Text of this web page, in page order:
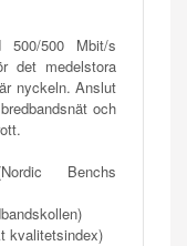
500/500 Mbit/s
det medelstora
nyckeln. Anslut
och
Benchs
kvalitetsindex)